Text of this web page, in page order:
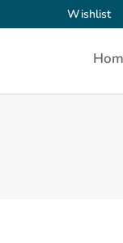
Wishlist